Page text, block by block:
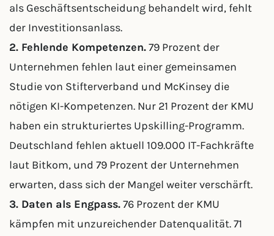
als Geschäftsentscheidung behandelt wird, fehlt
der Investitionsanlass.
2. Fehlende Kompetenzen.79 Prozent der
Unternehmen fehlen laut einer gemeinsamen
Studie von Stifterverband und McKinsey die
nötigen KI-Kompetenzen. Nur 21 Prozent der KMU
haben ein strukturiertes Upskilling-Programm.
Deutschland fehlen aktuell 109.000 IT-Fachkräfte
laut Bitkom, und 79 Prozent der Unternehmen
erwarten, dass sich der Mangel weiter verschärft.
3. Daten als Engpass.76 Prozent der KMU
kämpfen mit unzureichender Datenqualität. 71